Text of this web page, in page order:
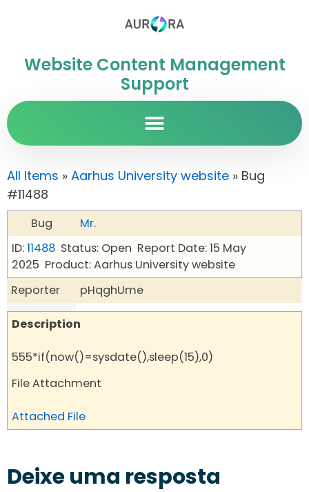
Website Content Management
Support
All Items » Aarhus University website » Bug
#11488
Bug
Mr.
ID:11488 Status: Open Report Date: 15 May
2025 Product: Aarhus University website
Reporter
pHqghUme
Description
555*if(now()=sysdate(),sleep(15),0)
File Attachment
Attached File
Deixe uma resposta